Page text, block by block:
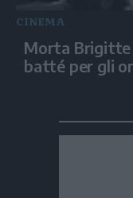
CINEMA
Morta Brigitte
batté per gli